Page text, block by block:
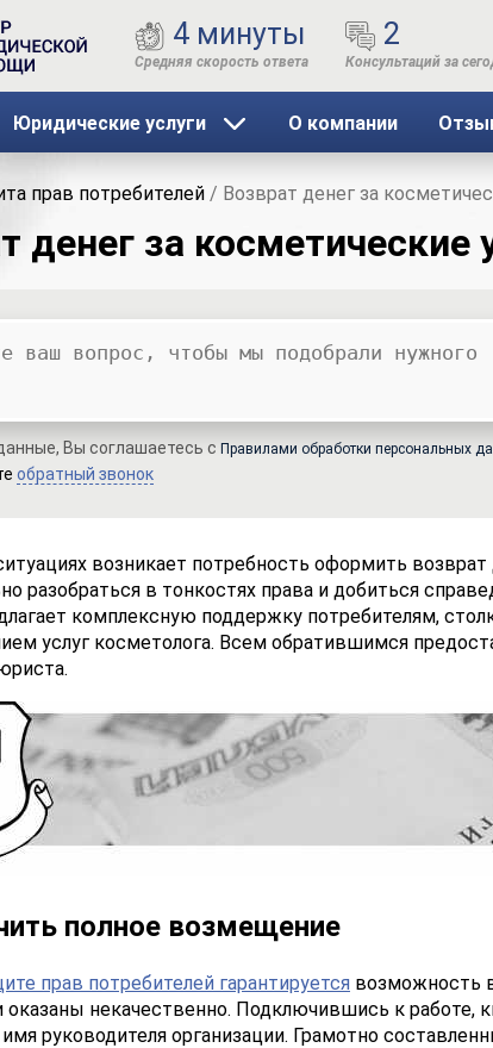
4 минуты 2
Юридические услуги О компании
прав потребителей / Возврат денег за
денег за косметические
Вы соглашаетесь с Правилами обработки персональных
обратный звонок
возникает потребность оформить возврат
разобраться в тонкостях права и добиться
комплексную поддержку потребителям,
услуг косметолога. Всем обратившимся
полное возмещение
прав потребителей гарантируется возможность
некачественно. Подключившись к работе,
руководителя организации. Грамотно